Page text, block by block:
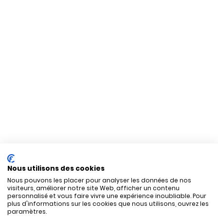
Nous utilisons des cookies
Nous pouvons les placer pour analyser les données de nos
visiteurs, améliorer notre site Web, afficher un contenu
personnalisé et vous faire vivre une expérience inoubliable. Pour
plus d'informations sur les cookies que nous utilisons, ouvrez les
paramètres.